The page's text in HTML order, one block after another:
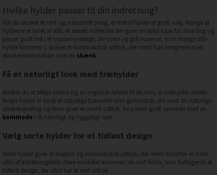
Hvilke hylder passer til din indretning?
Når du ønsker et rent og industrielt præg, er metal hylder et godt valg. Mange af
hylderne er lavet af stål, et stærkt materiale der giver en solid base for dine ting og
passer godt ind i et moderne design. De sorte og grå nuancer, som mange stål-
hylder kommer i, skaber et minimalistisk udtryk, der nemt kan integreres med
eksisterende møbler som en skænk.
Få et naturligt look med træhylder
Ønsker du at tilføje varme og en organisk følelse til dit rum, er træhylder ideelle.
Nogle hylder er lavet af naturlige træsorter som gummitræ, der med sin naturlige
oliebehandling og farve giver et varmt udtryk. De passer godt sammen med en
kommode i et naturligt og hyggeligt rum.
Vælg sorte hylder for et tidløst design
Sorte hylder giver et elegant og minimalistisk udtryk, der nemt matcher en bred
vifte af indretningsstile. Flere modeller kommer i en sort finish, som bidrager til et
tidløst design, der altid har et rent udtryk.